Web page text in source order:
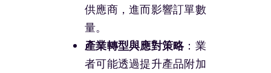
供應商，進而影響訂單數
量。
產業轉型與應對策略：業
者可能透過提升產品附加